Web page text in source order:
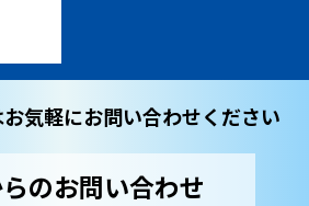
気軽にお問い合わせください
のお問い合わせ